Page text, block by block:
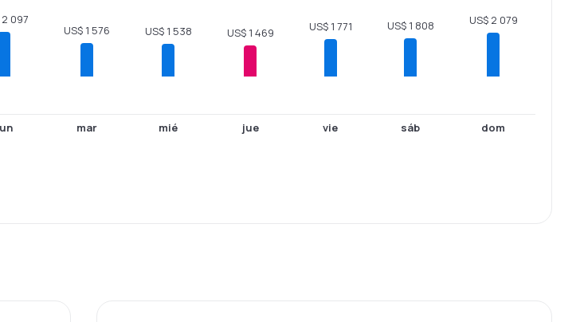
2 097
US$ 1 576
mar
US$ 1 538
mié
US$ 1 469
jue
US$ 1 771
vie
US$ 1 808
sáb
US$ 2 079
dom